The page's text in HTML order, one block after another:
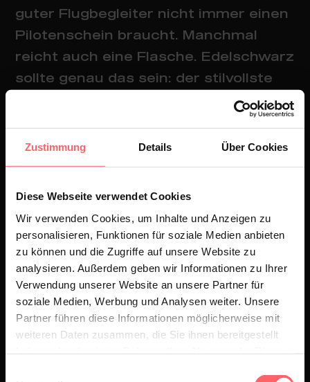
Zustimmung Details Über Cookies
Diese Webseite verwendet Cookies
Wir verwenden Cookies, um Inhalte und Anzeigen zu
personalisieren, Funktionen für soziale Medien anbieten
zu können und die Zugriffe auf unsere Website zu
analysieren. Außerdem geben wir Informationen zu Ihrer
Verwendung unserer Website an unsere Partner für
soziale Medien, Werbung und Analysen weiter. Unsere
Partner führen diese Informationen möglicherweise mit
weiteren Daten zusammen, die Sie ihnen bereitgestellt
guter Flugbegleiter nicht immer einen
Pilotenschein braucht. Manchmal
reicht auch eine Flasche. Edelschwarz
sollte genau das sein: der stilvollste
Begleiter für den nächsten Trip. Und
wer könnte einen besser mitnehmen
als SkyAlps?
gemacht. Zwischen Check-in,
Boarding und neugierigen Blicken von
Menschen, die sich wahrscheinlich bis
heute fragen, was da eigentlich los
war.
Hinter der Kamera stand dabei unsere
Joscha